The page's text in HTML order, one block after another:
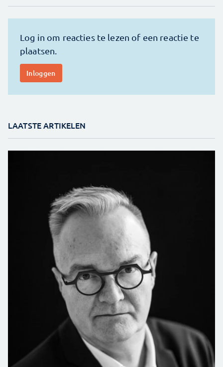
LAATSTE ARTIKELEN